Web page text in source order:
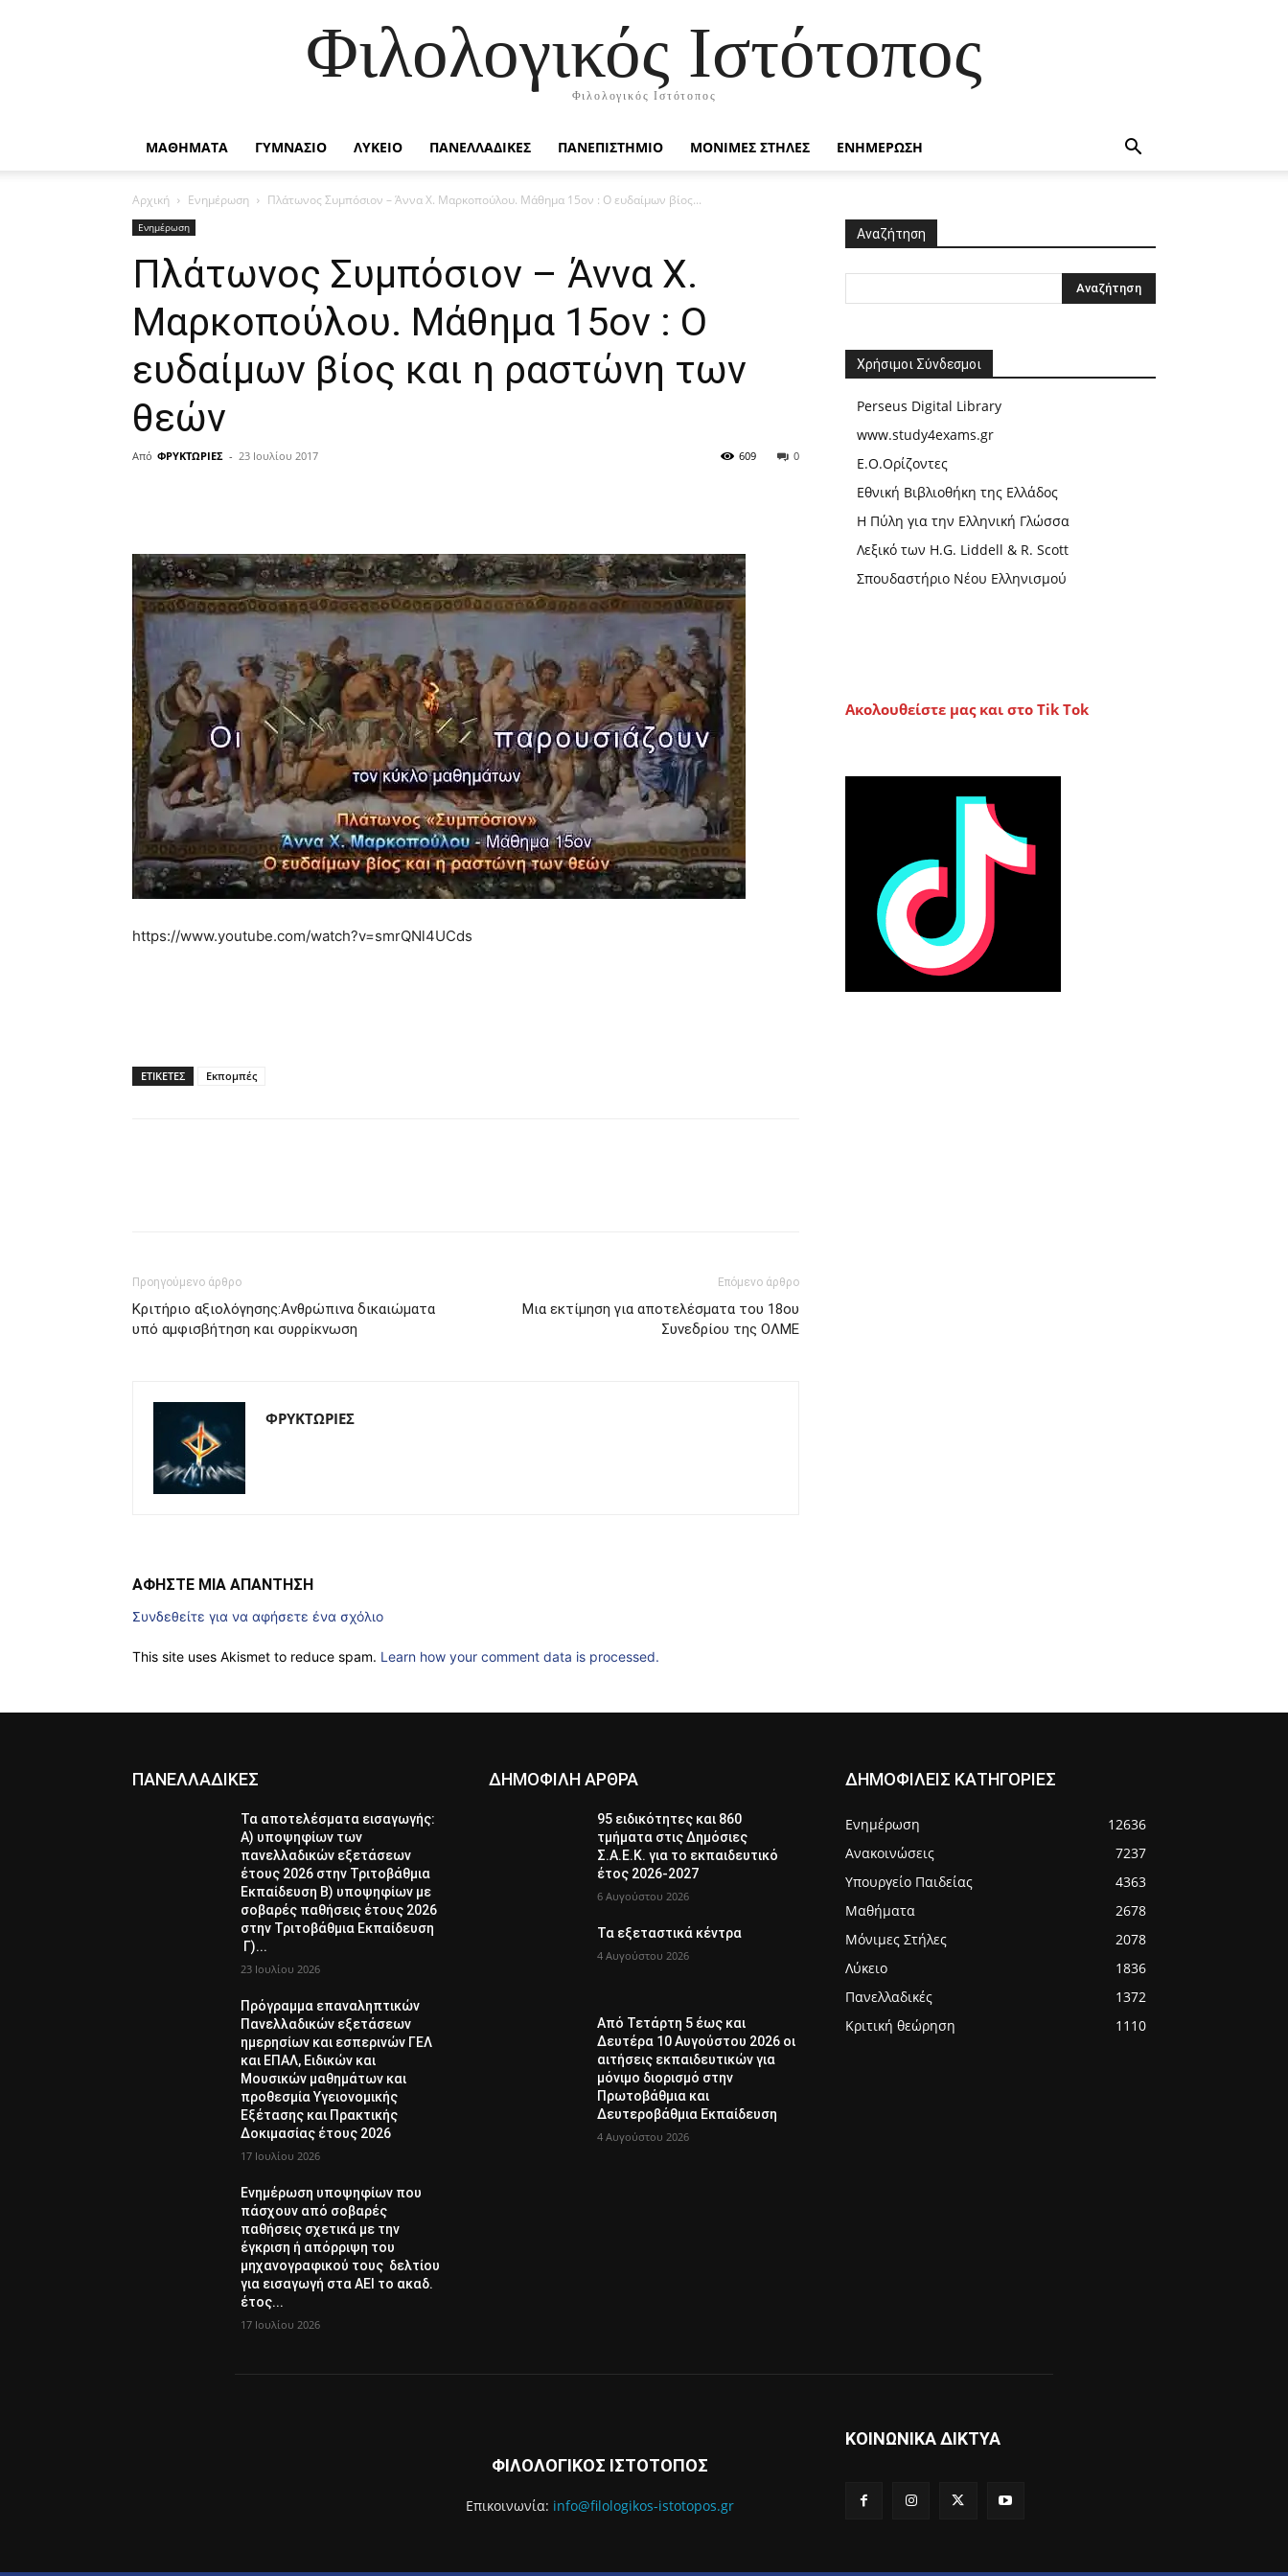
Φιλολογικός Ιστότοπος
Φιλολογικός Ιστότοπος
ΜΑΘΗΜΑΤΑ ΓΥΜΝΑΣΙΟ ΛΥΚΕΙΟ ΠΑΝΕΛΛΑΔΙΚΕΣ ΠΑΝΕΠΙΣΤΗΜΙΟ ΜΟΝΙΜΕΣ ΣΤΗΛΕΣ ΕΝΗΜΕΡΩΣΗ
Αρχική Ενημέρωση Πλάτωνος Συμπόσιον – Άννα Χ. Μαρκοπούλου. Μάθημα 15ον : Ο ευδαίμων βίος...
Ενημέρωση
Πλάτωνος Συμπόσιον – Άννα Χ.
Μαρκοπούλου. Μάθημα 15ον : Ο
ευδαίμων βίος και η ραστώνη των
θεών
Από ΦΡΥΚΤΩΡΙΕΣ - 23 Ιουλίου 2017 0
609
https://www.youtube.com/watch?v=smrQNl4UCds
ΕΤΙΚΕΤΕΣ Εκπομπές
Προηγούμενο άρθρο
Κριτήριο αξιολόγησης:Ανθρώπινα δικαιώματα
υπό αμφισβήτηση και συρρίκνωση
Επόμενο άρθρο
Μια εκτίμηση για αποτελέσματα του 18ου
Συνεδρίου της ΟΛΜΕ
ΦΡΥΚΤΩΡΙΕΣ
ΑΦΗΣΤΕ ΜΙΑ ΑΠΑΝΤΗΣΗ
Συνδεθείτε για να αφήσετε ένα σχόλιο
This site uses Akismet to reduce spam. Learn how your comment data is processed.
Αναζήτηση
Χρήσιμοι Σύνδεσμοι
Perseus Digital Library
www.study4exams.gr
Ε.Ο.Ορίζοντες
Εθνική Βιβλιοθήκη της Ελλάδος
Η Πύλη για την Ελληνική Γλώσσα
Λεξικό των H.G. Liddell & R. Scott
Σπουδαστήριο Νέου Ελληνισμού
Ακολουθείστε μας και στο Tik Tok
ΠΑΝΕΛΛΑΔΙΚΕΣ
Τα αποτελέσματα εισαγωγής:
Α) υποψηφίων των
πανελλαδικών εξετάσεων
έτους 2026 στην Τριτοβάθμια
Εκπαίδευση Β) υποψηφίων με
σοβαρές παθήσεις έτους 2026
στην Τριτοβάθμια Εκπαίδευση
Γ)...
23 Ιουλίου 2026
Πρόγραμμα επαναληπτικών
Πανελλαδικών εξετάσεων
ημερησίων και εσπερινών ΓΕΛ
και ΕΠΑΛ, Ειδικών και
Μουσικών μαθημάτων και
προθεσμία Υγειονομικής
Εξέτασης και Πρακτικής
Δοκιμασίας έτους 2026
17 Ιουλίου 2026
Ενημέρωση υποψηφίων που
πάσχουν από σοβαρές
παθήσεις σχετικά με την
έγκριση ή απόρριψη του
μηχανογραφικού τους δελτίου
για εισαγωγή στα ΑΕΙ το ακαδ.
έτος...
17 Ιουλίου 2026
ΔΗΜΟΦΙΛΗ ΑΡΘΡΑ
95 ειδικότητες και 860
τμήματα στις Δημόσιες
Σ.Α.Ε.Κ. για το εκπαιδευτικό
έτος 2026-2027
6 Αυγούστου 2026
Τα εξεταστικά κέντρα
4 Αυγούστου 2026
Από Τετάρτη 5 έως και
Δευτέρα 10 Αυγούστου 2026 οι
αιτήσεις εκπαιδευτικών για
μόνιμο διορισμό στην
Πρωτοβάθμια και
Δευτεροβάθμια Εκπαίδευση
4 Αυγούστου 2026
ΔΗΜΟΦΙΛΕΙΣ ΚΑΤΗΓΟΡΙΕΣ
Ενημέρωση
12636
Ανακοινώσεις
7237
Υπουργείο Παιδείας
4363
Μαθήματα
2678
Μόνιμες Στήλες
2078
Λύκειο
1836
Πανελλαδικές
1372
Κριτική θεώρηση
1110
ΦΙΛΟΛΟΓΙΚΟΣ ΙΣΤΟΤΟΠΟΣ
Επικοινωνία: info@filologikos-istotopos.gr
ΚΟΙΝΩΝΙΚΑ ΔΙΚΤΥΑ